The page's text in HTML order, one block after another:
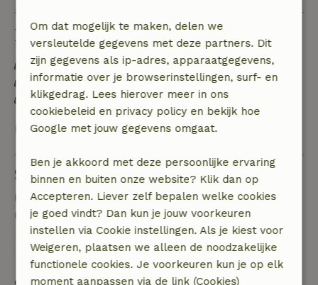
Duurzaamheid
Energie label: A
Natuurlijke isolatiematerialen
Gebouwd met natuurlijke bouwmaterialen
Bekijk alles
Stel een vraag
Neem contact op met de verhuurder van het
natuurhuisje
Stuur een bericht
Om dat mogelijk te maken, delen we
versleutelde gegevens met deze partners. Dit
zijn gegevens als ip-adres, apparaatgegevens,
informatie over je browserinstellingen, surf- en
klikgedrag. Lees hierover meer in ons
cookiebeleid en privacy policy en bekijk hoe
Google met jouw gegevens omgaat.
Ben je akkoord met deze persoonlijke ervaring
binnen en buiten onze website? Klik dan op
Accepteren. Liever zelf bepalen welke cookies
je goed vindt? Dan kun je jouw voorkeuren
instellen via Cookie instellingen. Als je kiest voor
Weigeren, plaatsen we alleen de noodzakelijke
functionele cookies. Je voorkeuren kun je op elk
moment aanpassen via de link (Cookies)